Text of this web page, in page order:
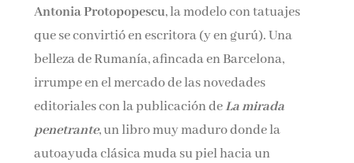
Antonia Protopopescu, la modelo con tatuajes
que se convirtió en escritora (y en gurú). Una
belleza de Rumanía, afincada en Barcelona,
irrumpe en el mercado de las novedades
editoriales con la publicación deLa mirada
penetrante, un libro muy maduro donde la
autoayuda clásica muda su piel hacia un
Nombre*
Por favor, acepta lostérminos y condiciones